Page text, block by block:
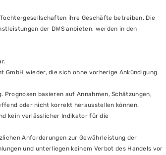
Tochtergesellschaften ihre Geschäfte betreiben. Die
der DWS anbieten, werden in den
GmbH wieder, die sich ohne vorherige Ankündigung
basieren auf Annahmen, Schätzungen,
oder nicht korrekt herausstellen können.
kein verlässlicher Indikator für die
Anforderungen zur Gewährleistung der
und unterliegen keinem Verbot des Handels vor